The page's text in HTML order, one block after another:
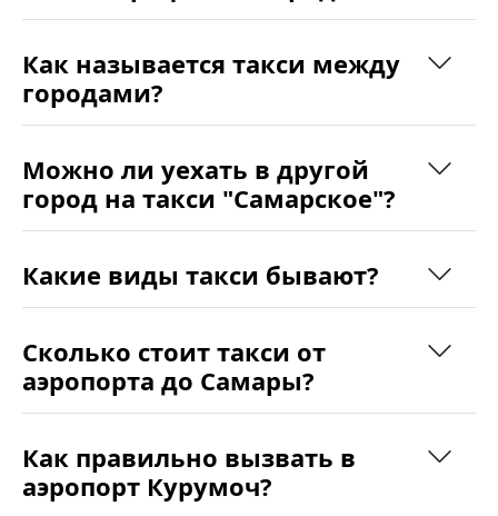
Как называется такси между
городами?
Можно ли уехать в другой
город на такси "Самарское"?
Какие виды такси бывают?
Сколько стоит такси от
аэропорта до Самары?
Как правильно вызвать в
аэропорт Курумоч?